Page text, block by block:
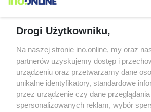
Drogi Użytkowniku,
Na naszej stronie ino.online, my oraz
partnerów uzyskujemy dostęp i
urządzeniu oraz przetwarzamy dane
unikalne identyfikatory, standardowe
przez urządzenie czy dane
spersonalizowanych reklam, wybór